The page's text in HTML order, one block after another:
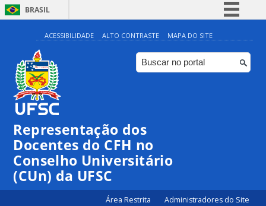
BRASIL
Simplifique!
Comunica BR
Participe
ACESSIBILIDADE ALTO CONTRASTE MAPA DO SITE
Representação dos
Docentes do CFH no
Conselho Universitário
(CUn) da UFSC
Área Restrita Administradores do Site